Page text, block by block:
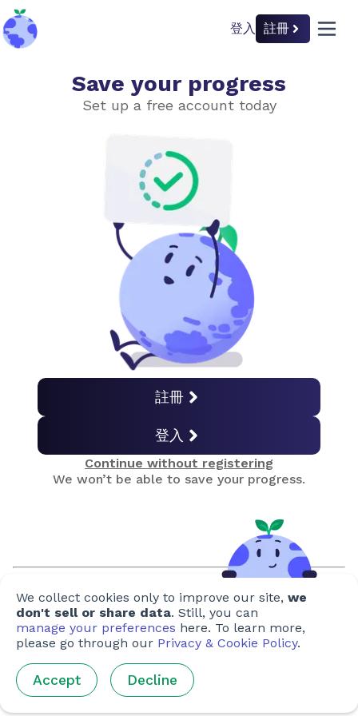
back to home 登入 註冊 open
工業創新
選擇難度等級
簡單
可持續的鋼鐵
潔淨的混凝土
紡織布料
碳利用
開放性問題
Save your progress
Set up a free account today
註冊
登入
Continue without registering
We won’t be able to save your progress.
ClimateScience 致力於保護您的隱私，僅使用您的數據來改善您在
我們平台上的體驗。我們承諾，未經您的明確許可絕不會出售或分
享您的信息，也絕不會主動與您聯繫。
We collect cookies only to improve our site, we
don't sell or share data. Still, you can
manage your preferences here. To learn more,
please go through our Privacy & Cookie Policy.
Accept Decline